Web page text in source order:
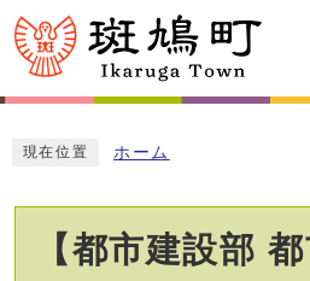
現在位置 ホーム
【都市建設部